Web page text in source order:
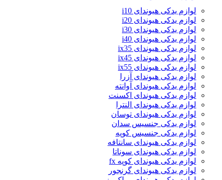
لوازم یدکی هیوندای i10
لوازم یدکی هیوندای i20
لوازم یدکی هیوندای i30
لوازم یدکی هیوندای i40
لوازم یدکی هیوندای ix35
لوازم یدکی هیوندای ix45
لوازم یدکی هیوندای ix55
لوازم یدکی هیوندای آزرا
لوازم یدکی هیوندای آوانته
لوازم یدکی هیوندای اکسنت
لوازم یدکی هیوندای النترا
لوازم یدکی هیوندای توسان
لوازم یدکی جنسیس سدان
لوازم یدکی جنسیس کوپه
لوازم یدکی هیوندای سانتافه
لوازم یدکی هیوندای سوناتا
لوازم یدکی هیوندای کوپه fx
لوازم یدکی هیوندای گرنجور